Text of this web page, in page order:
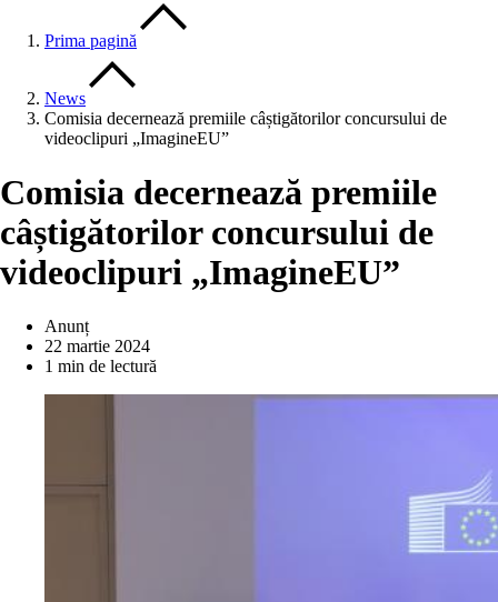
Prima pagină
News
Comisia decernează premiile câștigătorilor concursului de
videoclipuri „ImagineEU”
Comisia decernează premiile
câștigătorilor concursului de
videoclipuri „ImagineEU”
Anunț
22 martie 2024
1 min de lectură